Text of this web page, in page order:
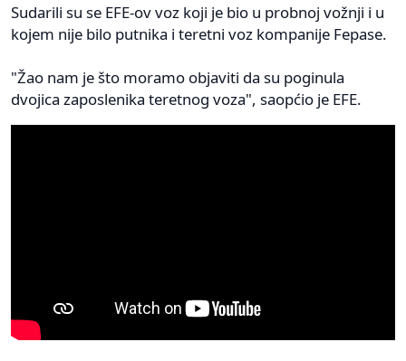
Sudarili su se EFE-ov voz koji je bio u probnoj vožnji i u
kojem nije bilo putnika i teretni voz kompanije Fepase.
"Žao nam je što moramo objaviti da su poginula
dvojica zaposlenika teretnog voza", saopćio je EFE.